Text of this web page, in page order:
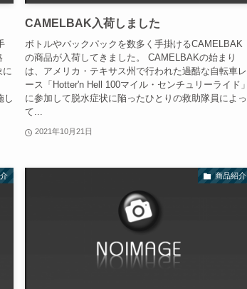
し
CAMELBAK入荷しました
ボトルやバックパックを数多く手掛けるCAMELBAK
の商品が入荷してきました。 CAMELBAKの始まり
は、アメリカ・テキサス州で行われた過酷な自転車レ
ース「Hotter'n Hell 100マイル・センチュリーライド」
に参加して脱水症状に陥ったひとりの救助隊員によっ
て...
2021年10月21日
商品紹介